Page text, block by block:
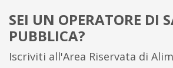
SEI UN OPERATORE DI
PUBBLICA?
Iscriviti all'Area Riservata di